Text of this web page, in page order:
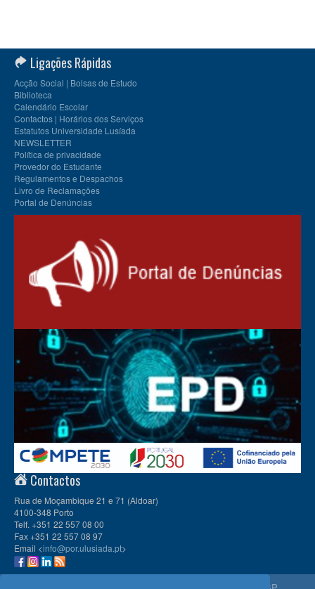
Ligações Rápidas
Acção Social | Bolsas de Estudo
Biblioteca
Calendário Escolar
Contactos | Horários dos Serviços
Estatutos Universidade Lusíada
NEWSLETTER
Política de privacidade
Provedor do Estudante
Regulamentos e Despachos
Livro de Reclamações
Portal de Denúncias
Contactos
Rua de Moçambique 21 e 71 (Aldoar)
4100-348 Porto
Telf. +351 22 557 08 00
Fax +351 22 557 08 97
Email <info@por.ulusiada.pt>